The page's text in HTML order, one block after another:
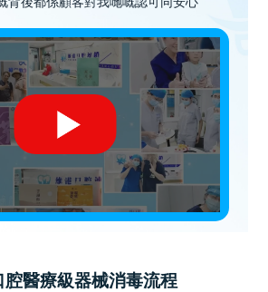
腔醫療級器械消毒流程